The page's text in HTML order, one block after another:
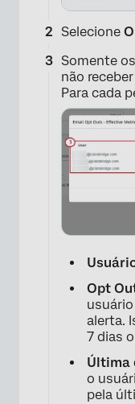
Selecione
Somente
não
Para cada
Opt
alerta.
7 dias
Última
o
pela